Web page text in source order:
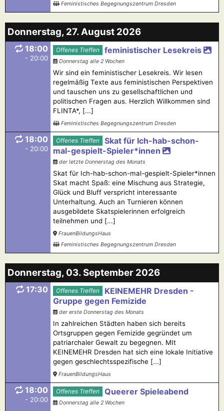
Feministisches Begegnungszentrum Dresden
Donnerstag, 27. August 2026
18:00
- 20:00
Offenes Treffen feministischer Lesekreis
Donnerstag alle 2 Wochen
Wir sind ein feministischer Lesekreis. Wir lesen
regelmäßig Texte aus feministischen Perspektiven
und tauschen uns zu gesellschaftlichen und
politischen Fragen aus. Herzlich Willkommen sind
FLINTA*, [...]
Feministisches Begegnungszentrum Dresden
18:00
- 20:00
Offenes Treffen
Skat für Ich-hab-schon-
mal-gespielt-Spieler*innen
der letzte Donnerstag des Monats
Skat für Ich-hab-schon-mal-gespielt-Spieler*innen
Skat macht Spaß: eine Mischung aus Strategie,
Glück und Bluff verspricht interessante
Unterhaltung. Auch an Turnieren können
ausgebildete Skatspielerinnen erfolgreich
teilnehmen und [...]
FrauenBildungsHaus
Feministisches Begegnungszentrum Dresden
Donnerstag, 03. September 2026
17:30 Offenes Treffen
KEINEMEHR Dresden -
Gruppe gegen Femizide
der erste Donnerstag des Monats
In zahlreichen Städten haben sich bereits
Ortsgruppen gegen Femizide gegründet um
patriarchaler Gewalt zu begegnen. MIt
KEINEMEHR Dresden hat sich eine lokale Initiative
gegen geschlechtsspezifische [...]
FrauenBildungsHaus
18:00
- 20:00
Offenes Treffen Queerer Spieleabend
Donnerstag alle 2 Wochen